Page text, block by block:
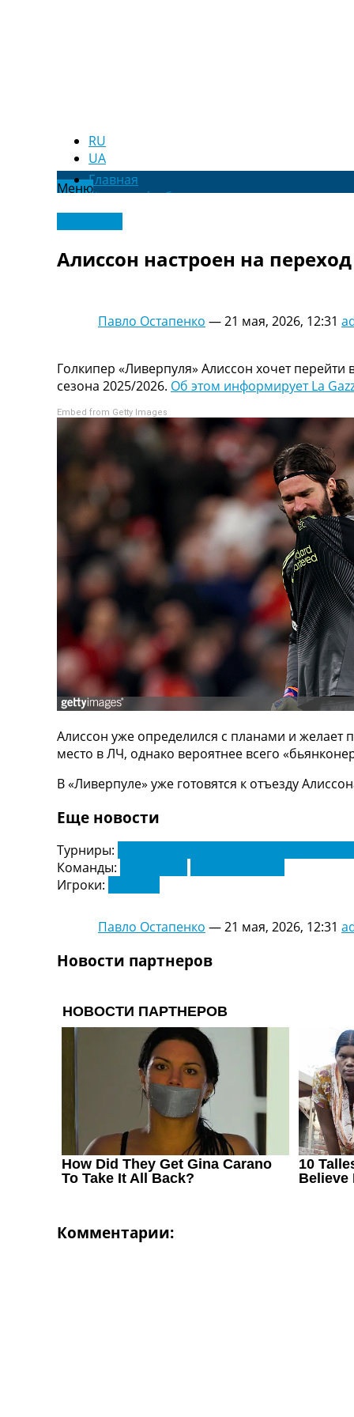
RU
UA
МенюГлавная
Новости футбола
Видео
Трансферы
Последние комментарии
Рейтинги
Турниры
Чемпионат Мира
Украина. Премьер-Лига
Украина. Первая Лига
Лига Чемпионов
Англия. Премьер Лига
Испания. Ла Лига
Другие Турниры >>>
Таблицы
Таблицы групп Чемпионата Мира
Украина. Премьер-Лига
Украина. Первая Лига
Лига Чемпионов. Таблицы групп
Англия. Премьер-Лига
Испания. Ла Лига
Все таблицы >>>
Рейтинги
Рейтинг стран УЕФА
Рейтинг клубов УЕФА
Рейтинг ФИФА
RU
Новости футбола
Последние комментарии
Конкурс прогнозов
Логин
Рейтинги
Коллективный прогноз
Турниры
Чемпионат Мира
Украина. Премьер-Лига
Украина. Первая Лига
Лига Чемпионов
Англия. Премьер Лига
Испания. Ла Лига
Другие Турниры >>>
Таблицы
Таблицы групп Чемпионата Мира
Лига Чемпионов. Таблицы групп
Алиссон настроен на
Павло Остапенко —21 мая, 2026, 12:31
Голкипер «Ливерпуля» Алиссон хочет
сезона 2025/2026. Об этом информирует La
Embed from Getty Images
Алиссон уже определился с планами и желает
место в ЛЧ, однако вероятнее всего
В «Ливерпуле» уже готовятся к отъезду
Еще новости
Турниры:
Команды:
Игроки:
Павло Остапенко —21 мая, 2026, 12:31
Новости партнеров
Комментарии: